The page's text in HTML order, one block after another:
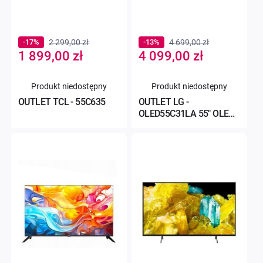
OUTLET TCL - 55C635
Special
Price
1 899,00 zł
-17% 2 299,00 zł
Produkt niedostępny
OUTLET LG -
OLED55C31LA 55" OLED
Special
Price
4 099,00 zł
-13% 4 699,00 zł
Produkt niedostępny